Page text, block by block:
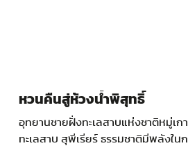
หวนคืนสู่ห้วงน้ำพิสุทธิ์
อุทยานชายฝั่งทะเลสาบแห่งชาติหมู่เกา
ทะเลสาบ สุพีเรียร์ ธรรมชาติมีพลังใน